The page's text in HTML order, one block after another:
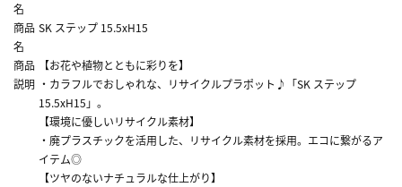
名
商品
名
SK ステップ 15.5xH15
商品
説明
【お花や植物とともに彩りを】
・カラフルでおしゃれな、リサイクルプラポット♪「SK ステップ
15.5xH15」。
【環境に優しいリサイクル素材】
・廃プラスチックを活用した、リサイクル素材を採用。エコに繋がるア
イテム◎
【ツヤのないナチュラルな仕上がり】